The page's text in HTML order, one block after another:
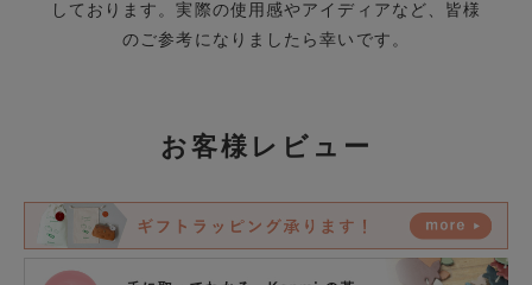
しております。実際の使用感やアイディアなど、皆様
のご参考になりましたら幸いです。
お客様レビュー